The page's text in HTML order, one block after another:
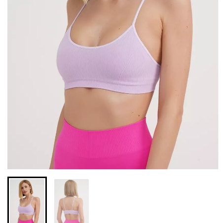
Бесшовные леггинсы из
микрофибры LEGGINGS
02 (черный) Giulia
789 грн.
Велосипедки с высокой
талией TRACKS 01
(черный) Giulia
384 грн.
549 грн.